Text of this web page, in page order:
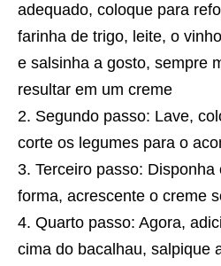
adequado, coloque para
farinha de trigo, leite, o
e salsinha a gosto, sempre
resultar em um creme
Segundo passo: Lave,
corte os legumes para o
Terceiro passo:
forma, acrescente o creme
Quarto passo: Agora,
cima do bacalhau, salpique